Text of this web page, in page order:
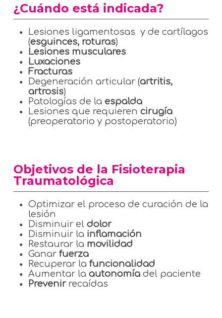
¿Cuándo está indicada?
Lesiones ligamentosas y de cartílagos
(esguinces, roturas)
Lesiones musculares
Luxaciones
Fracturas
Degeneración articular (artritis,
artrosis)
Patologías de la espalda
Lesiones que requieren cirugía
(preoperatorio y postoperatorio)
Objetivos de la Fisioterapia
Traumatológica
Optimizar el proceso de curación de la
lesión
Disminuir el dolor
Disminuir la inflamación
Restaurar la movilidad
Ganar fuerza
Recuperar la funcionalidad
Aumentar la autonomía del paciente
Prevenirrecaídas